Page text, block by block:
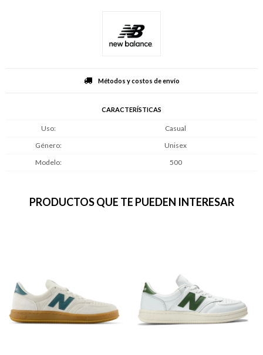
Métodos y costos de envío
CARACTERÍSTICAS
Uso
Casual
Género
Unisex
Modelo
500
PRODUCTOS QUE TE PUEDEN INTERESAR